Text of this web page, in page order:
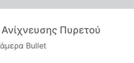
Πυρετού
Bullet